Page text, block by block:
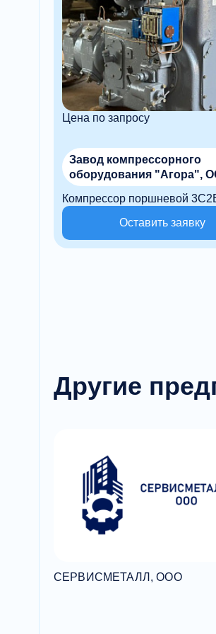
Цена по запросу
Завод компрессорного
оборудования "Агора",
Компрессор поршневой
Оставить заявку
Другие
СЕРВИСМЕТАЛЛ, ООО